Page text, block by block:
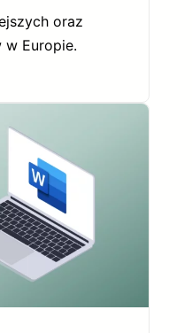
oraz
w Europie.